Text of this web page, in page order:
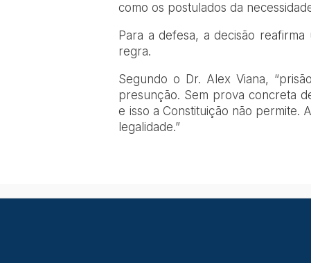
como os postulados da
Para a defesa, a decisão
regra.
Segundo o Dr. Alex Viana,
presunção. Sem prova concreta
e isso a Constituição não permite.
legalidade.”